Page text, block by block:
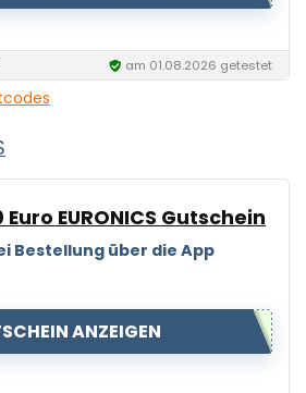
am 01.08.2026 getestet
Euro EURONICS Gutschein
Bestellung über die App
ANZEIGEN